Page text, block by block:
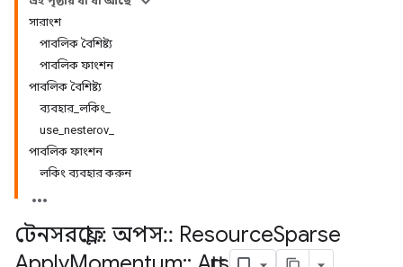
সারাংশ
পাবলিক বৈশিষ্ট্য
পাবলিক ফাংশন
পাবলিক বৈশিষ্ট্য
ব্যবহার_লকিং_
use_nesterov_
পাবলিক ফাংশন
লকিং ব্যবহার করুন
টেনসরফ্লো:: অপস:: ResourceSparse